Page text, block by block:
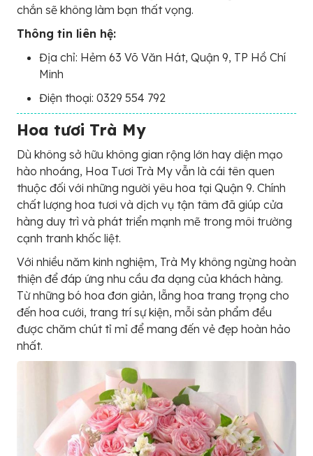
chắn sẽ không làm bạn thất vọng.
Thông tin liên hệ:
Địa chỉ: Hẻm 63 Võ Văn Hát, Quận 9, TP Hồ Chí
Minh
Điện thoại: 0329 554 792
Hoa tươi Trà My
Dù không sở hữu không gian rộng lớn hay diện mạo
hào nhoáng, Hoa Tươi Trà My vẫn là cái tên quen
thuộc đối với những người yêu hoa tại Quận 9. Chính
chất lượng hoa tươi và dịch vụ tận tâm đã giúp cửa
hàng duy trì và phát triển mạnh mẽ trong môi trường
cạnh tranh khốc liệt.
Với nhiều năm kinh nghiệm, Trà My không ngừng hoàn
thiện để đáp ứng nhu cầu đa dạng của khách hàng.
Từ những bó hoa đơn giản, lẵng hoa trang trọng cho
đến hoa cưới, trang trí sự kiện, mỗi sản phẩm đều
được chăm chút tỉ mỉ để mang đến vẻ đẹp hoàn hảo
nhất.